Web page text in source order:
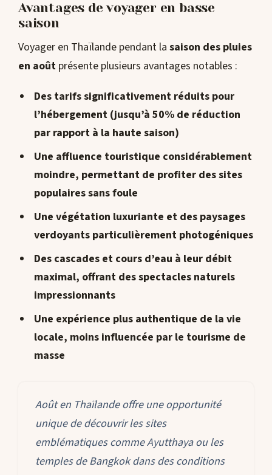
Avantages de voyager en basse
saison
Voyager en Thaïlande pendant la saison des pluies
en août présente plusieurs avantages notables :
Des tarifs significativement réduits pour
l’hébergement (jusqu’à 50% de réduction
par rapport à la haute saison)
Une affluence touristique considérablement
moindre, permettant de profiter des sites
populaires sans foule
Une végétation luxuriante et des paysages
verdoyants particulièrement photogéniques
Des cascades et cours d’eau à leur débit
maximal, offrant des spectacles naturels
impressionnants
Une expérience plus authentique de la vie
locale, moins influencée par le tourisme de
masse
Août en Thaïlande offre une opportunité
unique de découvrir les sites
emblématiques comme Ayutthaya ou les
temples de Bangkok dans des conditions